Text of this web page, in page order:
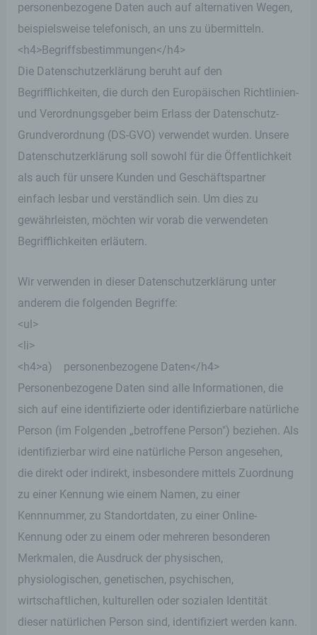
personenbezogene Daten auch auf alternativen Wegen,
beispielsweise telefonisch, an uns zu übermitteln.
<h4>Begriffsbestimmungen</h4>
Die Datenschutzerklärung beruht auf den
Begrifflichkeiten, die durch den Europäischen Richtlinien-
und Verordnungsgeber beim Erlass der Datenschutz-
Grundverordnung (DS-GVO) verwendet wurden. Unsere
Datenschutzerklärung soll sowohl für die Öffentlichkeit
als auch für unsere Kunden und Geschäftspartner
einfach lesbar und verständlich sein. Um dies zu
gewährleisten, möchten wir vorab die verwendeten
Begrifflichkeiten erläutern.
Wir verwenden in dieser Datenschutzerklärung unter
anderem die folgenden Begriffe:
<ul>
<li>
<h4>a) personenbezogene Daten</h4>
Personenbezogene Daten sind alle Informationen, die
sich auf eine identifizierte oder identifizierbare natürliche
Person (im Folgenden „betroffene Person") beziehen. Als
identifizierbar wird eine natürliche Person angesehen,
die direkt oder indirekt, insbesondere mittels Zuordnung
zu einer Kennung wie einem Namen, zu einer
Kennnummer, zu Standortdaten, zu einer Online-
Kennung oder zu einem oder mehreren besonderen
Merkmalen, die Ausdruck der physischen,
physiologischen, genetischen, psychischen,
wirtschaftlichen, kulturellen oder sozialen Identität
dieser natürlichen Person sind, identifiziert werden kann.